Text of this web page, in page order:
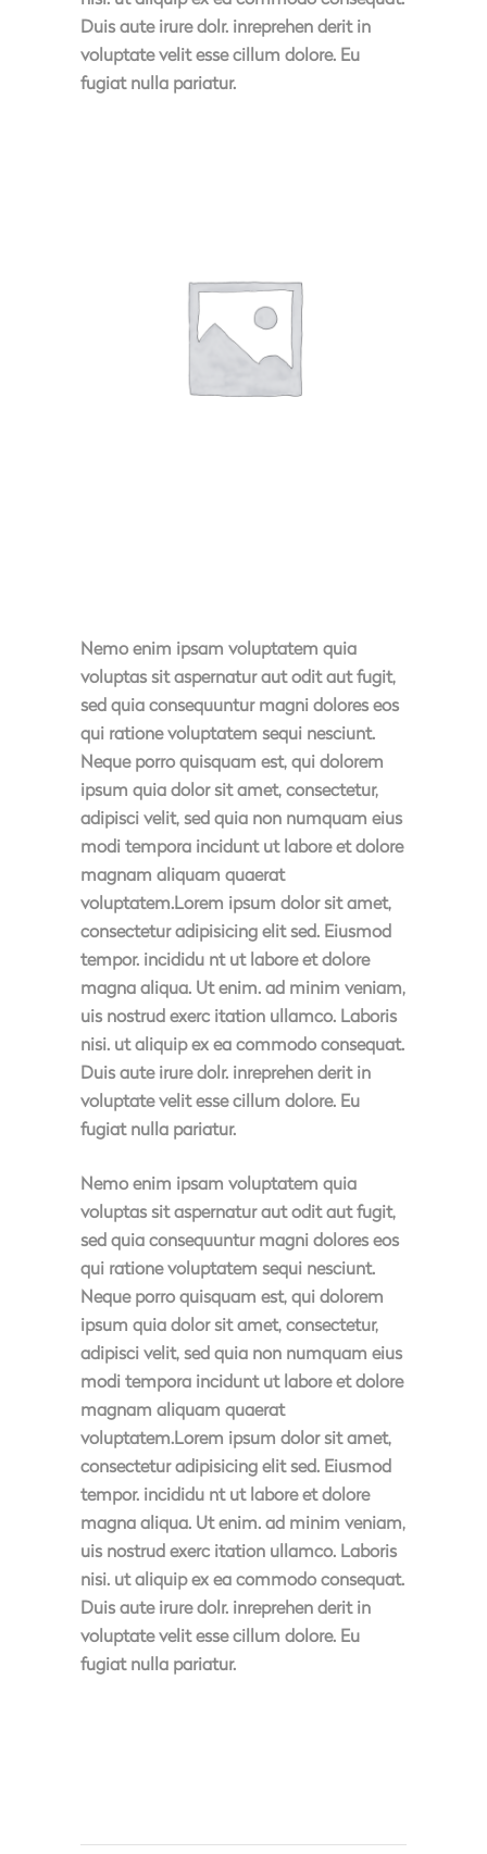
Duis aute irure dolr. inreprehen derit in
voluptate velit esse cillum dolore. Eu
fugiat nulla pariatur.
Nemo enim ipsam voluptatem quia
voluptas sit aspernatur aut odit aut fugit,
sed quia consequuntur magni dolores eos
qui ratione voluptatem sequi nesciunt.
Neque porro quisquam est, qui dolorem
ipsum quia dolor sit amet, consectetur,
adipisci velit, sed quia non numquam eius
modi tempora incidunt ut labore et dolore
magnam aliquam quaerat
voluptatem.Lorem ipsum dolor sit amet,
consectetur adipisicing elit sed. Eiusmod
tempor. incididu nt ut labore et dolore
magna aliqua. Ut enim. ad minim veniam,
uis nostrud exerc itation ullamco. Laboris
nisi. ut aliquip ex ea commodo consequat.
Duis aute irure dolr. inreprehen derit in
voluptate velit esse cillum dolore. Eu
fugiat nulla pariatur.
Nemo enim ipsam voluptatem quia
voluptas sit aspernatur aut odit aut fugit,
sed quia consequuntur magni dolores eos
qui ratione voluptatem sequi nesciunt.
Neque porro quisquam est, qui dolorem
ipsum quia dolor sit amet, consectetur,
adipisci velit, sed quia non numquam eius
modi tempora incidunt ut labore et dolore
magnam aliquam quaerat
voluptatem.Lorem ipsum dolor sit amet,
consectetur adipisicing elit sed. Eiusmod
tempor. incididu nt ut labore et dolore
magna aliqua. Ut enim. ad minim veniam,
uis nostrud exerc itation ullamco. Laboris
nisi. ut aliquip ex ea commodo consequat.
Duis aute irure dolr. inreprehen derit in
voluptate velit esse cillum dolore. Eu
fugiat nulla pariatur.